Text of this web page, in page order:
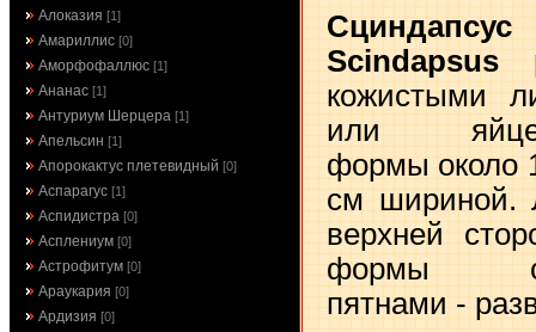
Алоказия [1]
Амариллис [0]
Аморфофаллюс [1]
Ананас [1]
Антуриум Шерцера [1]
Апельсин [1]
Апорокактус плетевидный [0]
Аспарагус [1]
Аспидистра [0]
Асплениум [0]
Астрофитум [0]
Араукария [0]
Ардизия [0]
Scindapsus
кожистыми
или
формы около
см шириной.
верхней
формы
пятнами -